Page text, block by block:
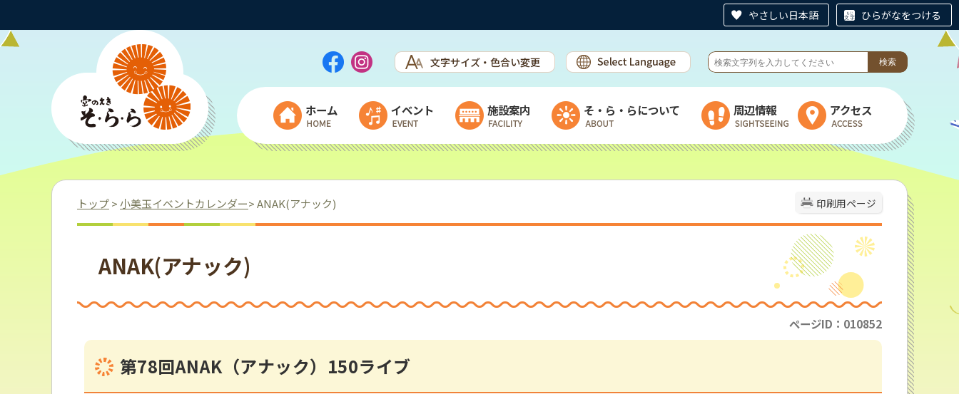
やさしい日本語 ひらがなをつける
ホーム イベント 施設案内
乳製品加工施設＆ヨーグルトハウス
そ・ら・らについて 周辺情報 アクセス
印刷用ページ
トップ> 小美玉イベントカレンダー> ANAK(アナック)
ANAK(アナック)
ページID：010852
第78回ANAK（アナック）150ライブ